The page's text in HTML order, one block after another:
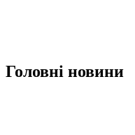
Головні новини